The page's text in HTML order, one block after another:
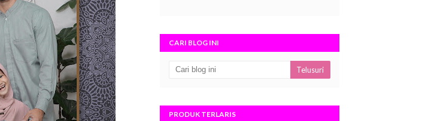
CARI BLOG INI
PRODUK TERLARIS